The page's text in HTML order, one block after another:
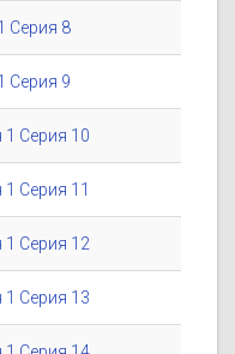
Серия 8
Серия 9
1 Серия 10
Серия 11
1 Серия 12
1 Серия 13